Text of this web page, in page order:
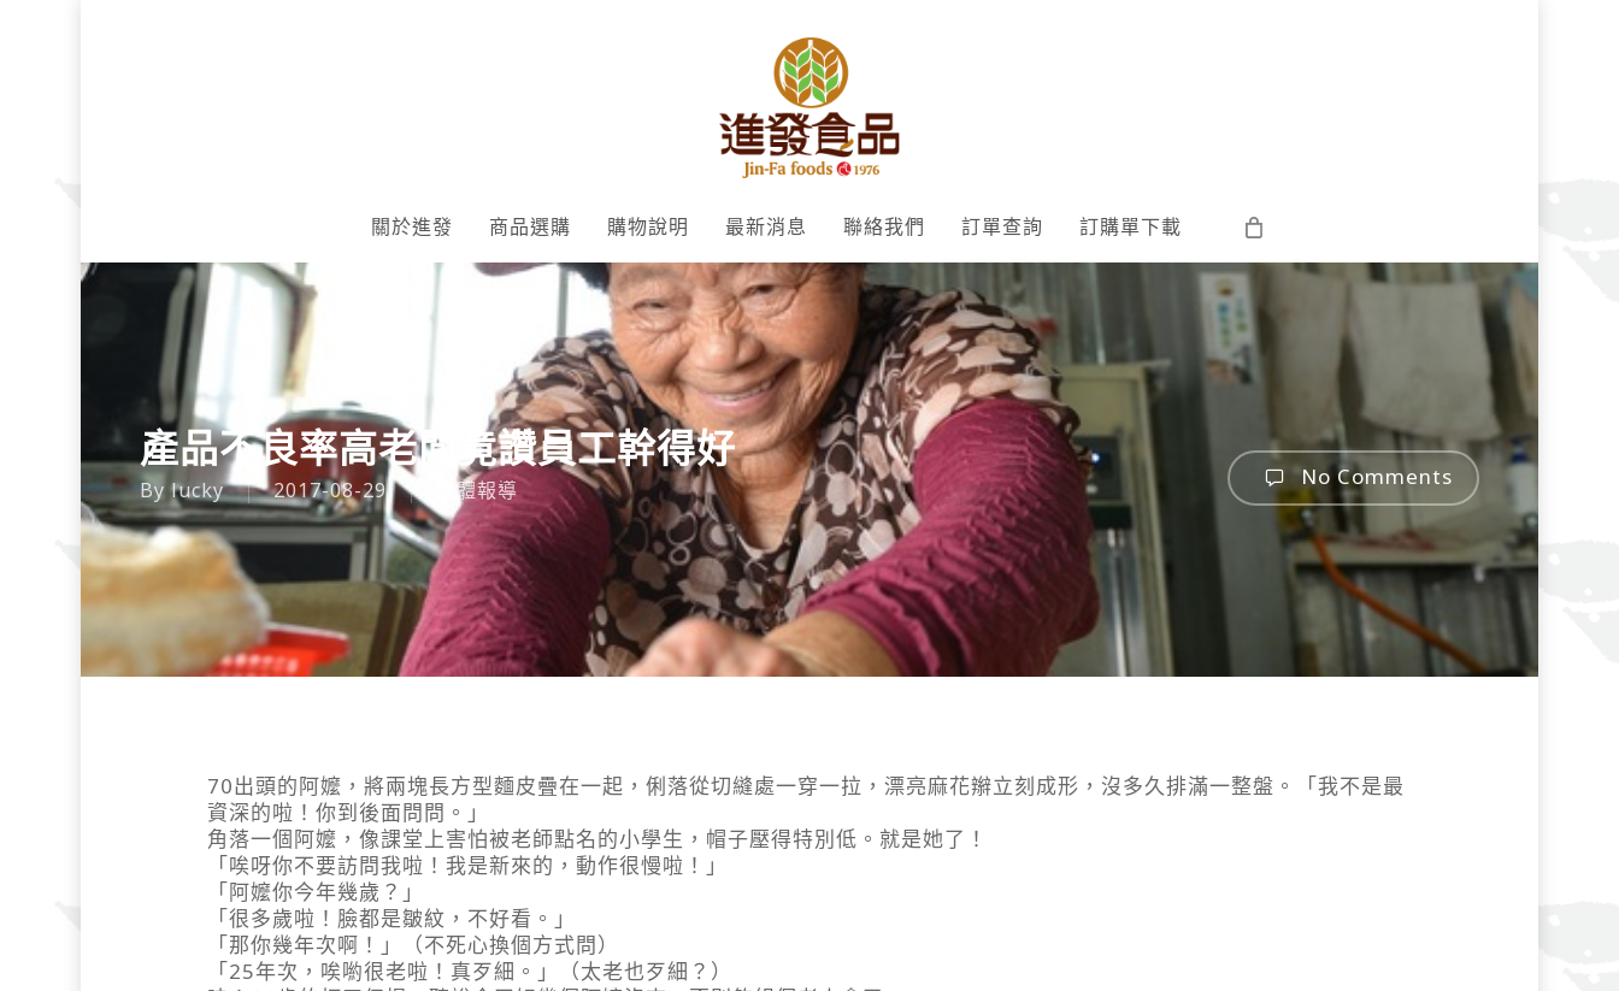
關於進發 商品選購 購物說明 最新消息 聯絡我們 訂單查詢 訂購單下載
產品不良率高老闆竟讚員工幹得好
By lucky 2017-08-29 媒體報導
No Comments
70出頭的阿嬤，將兩塊長方型麵皮疊在一起，俐落從切縫處一穿一拉，漂亮麻花辮立刻成形，沒多久排滿一整盤。「我不是最
資深的啦！你到後面問問。」
角落一個阿嬤，像課堂上害怕被老師點名的小學生，帽子壓得特別低。就是她了！
「唉呀你不要訪問我啦！我是新來的，動作很慢啦！」
「阿嬤你今年幾歲？」
「很多歲啦！臉都是皺紋，不好看。」
「那你幾年次啊！」（不死心換個方式問）
「25年次，唉喲很老啦！真歹細。」（太老也歹細？）